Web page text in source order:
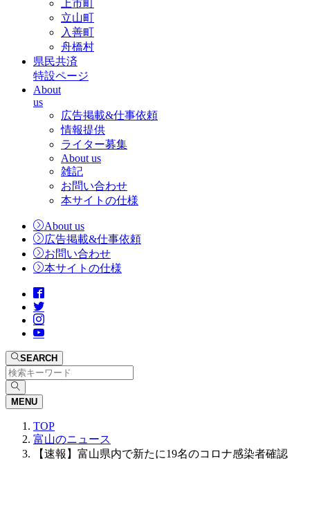
上市町
立山町
入善町
舟橋村
県民共済
特設ページ
About
us
広告掲載&仕事依頼
情報提供
ライター募集
About us
雑記
お問い合わせ
本サイトの仕様
About us
広告掲載&仕事依頼
お問い合わせ
本サイトの仕様
SEARCH
MENU
TOP
富山のニュース
【速報】富山県内で新たに19名のコロナ感染者確認